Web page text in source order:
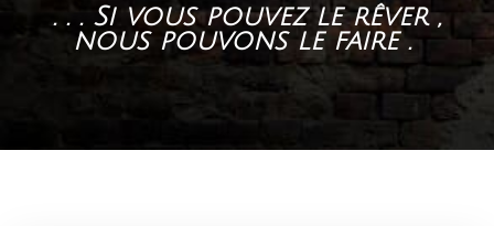
. . . Si vous pouvez le rêver ,
nous pouvons le faire .